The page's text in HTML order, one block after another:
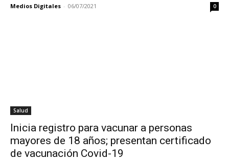
Medios Digitales - 06/07/2021 0
Salud
Inicia registro para vacunar a personas
mayores de 18 años; presentan certificado
de vacunación Covid-19